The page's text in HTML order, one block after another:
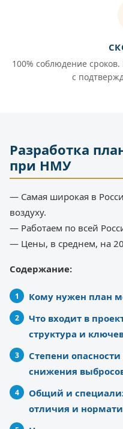
100% соблюдение
с
Разработка
при НМУ
— Самая широкая в
воздуху.
— Работаем по всей
— Цены, в среднем, на
Содержание:
Кому нужен план
Что входит в
структура и
Степени
снижения
Общий и
отличия и